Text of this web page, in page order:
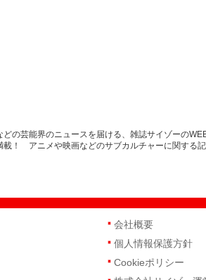
の芸能界のニュースを届ける、雑誌サイゾーの
！ アニメや映画などのサブカルチャーに関する記
会社概要
個人情報保護方針
Cookieポリシー